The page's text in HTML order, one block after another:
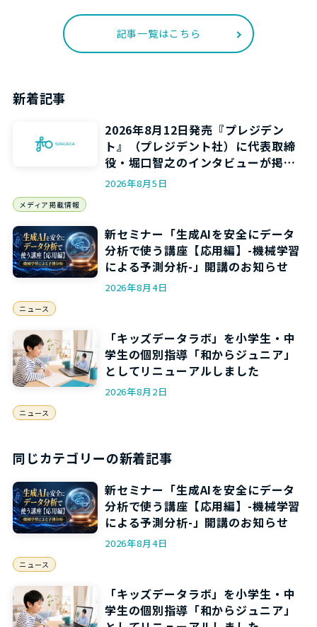
記事一覧はこちら
新着記事
2026年8月12日発売『プレジデン
ト』（プレジデント社）に代表取締
役・堀口智之のインタビューが掲載
されます
2026年8月5日
メディア掲載情報
新セミナー「生成AIを安全にデータ
分析で使う講座【応用編】-機械学習
による予測分析-」開講のお知らせ
2026年8月4日
ニュース
「キッズデータラボ」を小学生・中
学生の個別指導「和からジュニア」
としてリニューアルしました
2026年8月2日
ニュース
同じカテゴリーの新着記事
新セミナー「生成AIを安全にデータ
分析で使う講座【応用編】-機械学習
による予測分析-」開講のお知らせ
2026年8月4日
ニュース
「キッズデータラボ」を小学生・中
学生の個別指導「和からジュニア」